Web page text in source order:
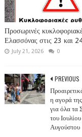
Προσωρινές
Ελασσόνας στις 23 και
July 21, 2026 0
PREVIOUS
η αγορά
για όλα τα
του
Αυγούστου